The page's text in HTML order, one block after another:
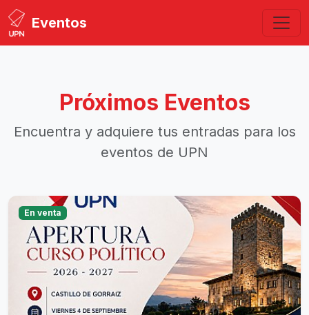
Eventos
Próximos Eventos
Encuentra y adquiere tus entradas para los
eventos de UPN
En venta